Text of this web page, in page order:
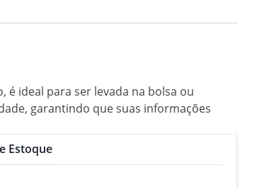
ideal para ser levada na bolsa ou
garantindo que suas informações
Estoque